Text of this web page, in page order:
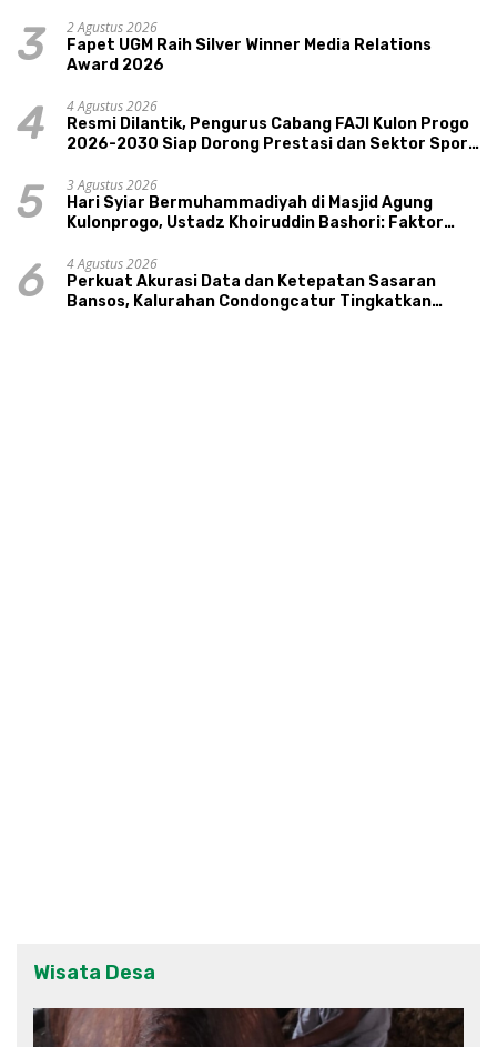
3
2 Agustus 2026
Fapet UGM Raih Silver Winner Media Relations
Award 2026
4
4 Agustus 2026
Resmi Dilantik, Pengurus Cabang FAJI Kulon Progo
2026-2030 Siap Dorong Prestasi dan Sektor Sport
5
3 Agustus 2026
Hari Syiar Bermuhammadiyah di Masjid Agung
Kulonprogo, Ustadz Khoiruddin Bashori: Faktor
6
4 Agustus 2026
Perkuat Akurasi Data dan Ketepatan Sasaran
Bansos, Kalurahan Condongcatur Tingkatkan
Wisata Desa